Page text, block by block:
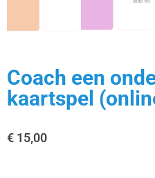
Coach een
kaartspel
€ 15,00